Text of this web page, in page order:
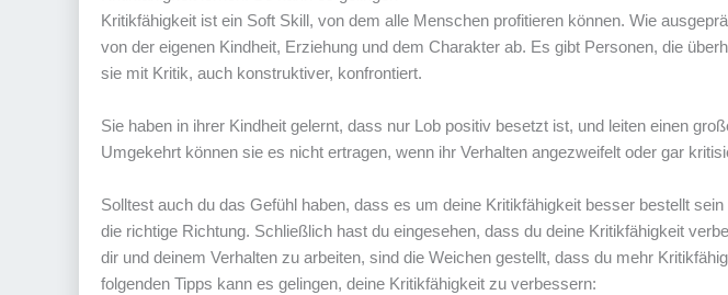
Kritikfähigkeit ist ein Soft Skill, von dem alle Menschen profitieren können. Wie
von der eigenen Kindheit, Erziehung und dem Charakter ab. Es gibt Personen, die
sie mit Kritik, auch konstruktiver, konfrontiert.
Sie haben in ihrer Kindheit gelernt, dass nur Lob positiv besetzt ist, und leiten einen
Umgekehrt können sie es nicht ertragen, wenn ihr Verhalten angezweifelt oder gar
Solltest auch du das Gefühl haben, dass es um deine Kritikfähigkeit besser bestellt
die richtige Richtung. Schließlich hast du eingesehen, dass du deine Kritikfähigkeit
dir und deinem Verhalten zu arbeiten, sind die Weichen gestellt, dass du mehr
folgenden Tipps kann es gelingen, deine Kritikfähigkeit zu verbessern: